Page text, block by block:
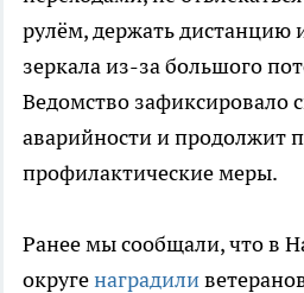
рулём, держать дистанцию
зеркала из-за большого
Ведомство зафиксировало
аварийности и продолжит
профилактические меры.
Ранее мы сообщали, что в
округенаградили